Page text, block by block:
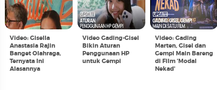
Video: Gisella
Anastasia Rajin
Banget Olahraga,
Ternyata Ini
Alasannya
Video Gading-Gisel
Bikin Aturan
Penggunaan HP
untuk Gempi
Video: Gading
Marten, Gisel dan
Gempi Main Bareng
di Film 'Modal
Nekad'